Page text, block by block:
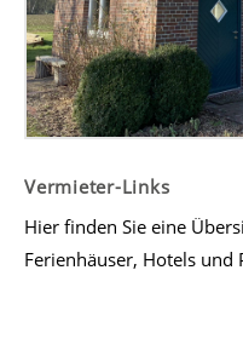
Vermieter-Links
Hier finden Sie eine
Ferienhäuser, Hotels und